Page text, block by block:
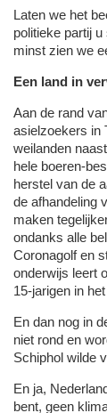
Laten we het
politieke partij
minst zien we
Een land in
Aan de rand
asielzoekers in
weilanden
hele boeren-
herstel van de
de afhandeling
maken
ondanks alle
Coronagolf en
onderwijs leert
15-jarigen in
En dan nog in
niet rond en
Schiphol wilde
En ja,
bent, geen